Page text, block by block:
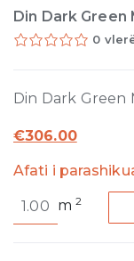
Din Dark Green
0
Din Dark Green
€306.00
Afati i
Dark
m2